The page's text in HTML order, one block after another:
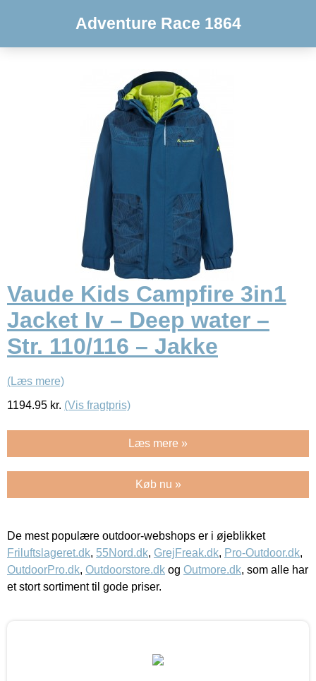
Adventure Race 1864
Vaude Kids Campfire 3in1
Jacket Iv – Deep water –
Str. 110/116 – Jakke
(Læs mere)
1194.95 kr. (Vis fragtpris)
Læs mere »
Køb nu »
De mest populære outdoor-webshops er i øjeblikket
Friluftslageret.dk, 55Nord.dk, GrejFreak.dk, Pro-Outdoor.dk,
OutdoorPro.dk, Outdoorstore.dk og Outmore.dk, som alle har
et stort sortiment til gode priser.